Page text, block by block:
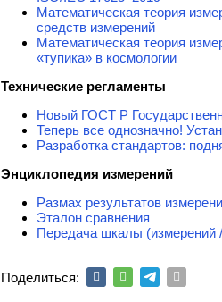
Математическая теория
средств измерений
Математическая теория
«тупика» в космологии
Технические регламенты
Новый ГОСТ Р
Теперь все однозначно!
Разработка стандартов:
Энциклопедия измерений
Размах результатов
Эталон сравнения
Передача шкалы (измерений
Поделиться: